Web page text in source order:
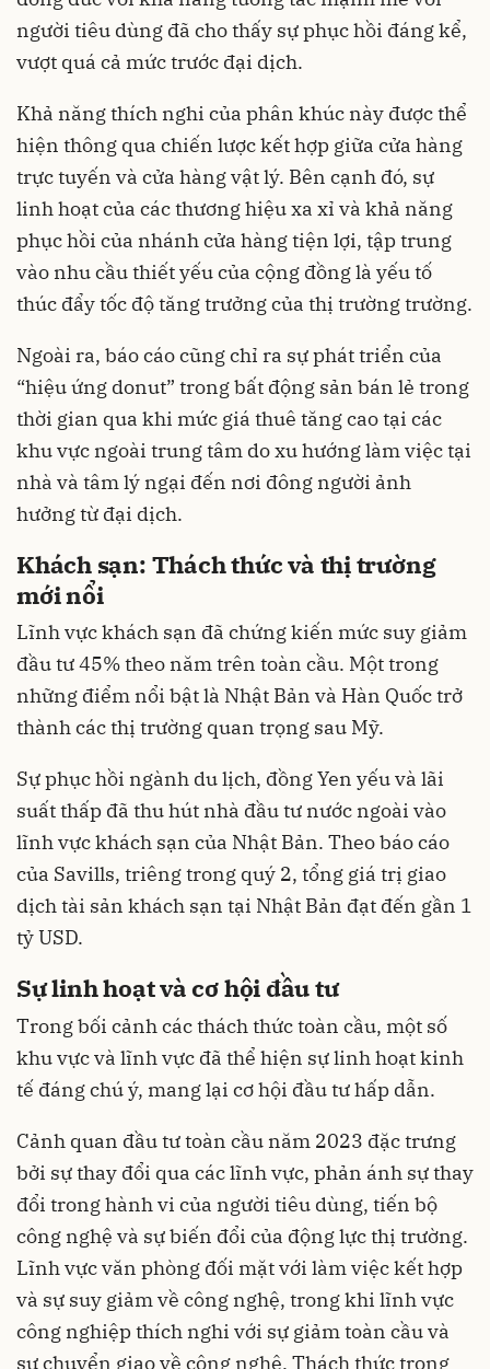
người tiêu dùng đã cho thấy sự phục hồi đáng kể,
vượt quá cả mức trước đại dịch.
Khả năng thích nghi của phân khúc này được thể
hiện thông qua chiến lược kết hợp giữa cửa hàng
trực tuyến và cửa hàng vật lý. Bên cạnh đó, sự
linh hoạt của các thương hiệu xa xỉ và khả năng
phục hồi của nhánh cửa hàng tiện lợi, tập trung
vào nhu cầu thiết yếu của cộng đồng là yếu tố
thúc đẩy tốc độ tăng trưởng của thị trường trường.
Ngoài ra, báo cáo cũng chỉ ra sự phát triển của
“hiệu ứng donut” trong bất động sản bán lẻ trong
thời gian qua khi mức giá thuê tăng cao tại các
khu vực ngoài trung tâm do xu hướng làm việc tại
nhà và tâm lý ngại đến nơi đông người ảnh
hưởng từ đại dịch.
Khách sạn: Thách thức và thị trường
mới nổi
Lĩnh vực khách sạn đã chứng kiến mức suy giảm
đầu tư 45% theo năm trên toàn cầu. Một trong
những điểm nổi bật là Nhật Bản và Hàn Quốc trở
thành các thị trường quan trọng sau Mỹ.
Sự phục hồi ngành du lịch, đồng Yen yếu và lãi
suất thấp đã thu hút nhà đầu tư nước ngoài vào
lĩnh vực khách sạn của Nhật Bản. Theo báo cáo
của Savills, triêng trong quý 2, tổng giá trị giao
dịch tài sản khách sạn tại Nhật Bản đạt đến gần 1
tỷ USD.
Sự linh hoạt và cơ hội đầu tư
Trong bối cảnh các thách thức toàn cầu, một số
khu vực và lĩnh vực đã thể hiện sự linh hoạt kinh
tế đáng chú ý, mang lại cơ hội đầu tư hấp dẫn.
Cảnh quan đầu tư toàn cầu năm 2023 đặc trưng
bởi sự thay đổi qua các lĩnh vực, phản ánh sự thay
đổi trong hành vi của người tiêu dùng, tiến bộ
công nghệ và sự biến đổi của động lực thị trường.
Lĩnh vực văn phòng đối mặt với làm việc kết hợp
và sự suy giảm về công nghệ, trong khi lĩnh vực
công nghiệp thích nghi với sự giảm toàn cầu và
sự chuyển giao về công nghệ. Thách thức trong